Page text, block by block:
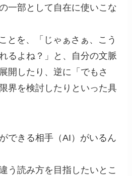
一部として自在に使いこな
とを、「じゃぁさぁ、こう
るよね？」と、自分の文脈
開したり、逆に「でもさ
界を検討したりといった具
できる相手（AI）がいるん
う読み方を目指したいとこ